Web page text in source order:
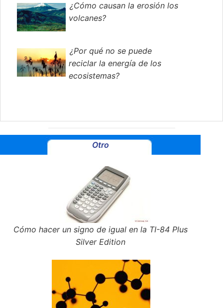
¿Cómo causan la erosión los
volcanes?
¿Por qué no se puede
reciclar la energía de los
ecosistemas?
Otro
Cómo hacer un signo de igual en la TI-84 Plus
Silver Edition